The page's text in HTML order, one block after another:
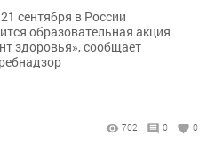
сентября в России
образовательная акция
здоровья», сообщает
702 0 0